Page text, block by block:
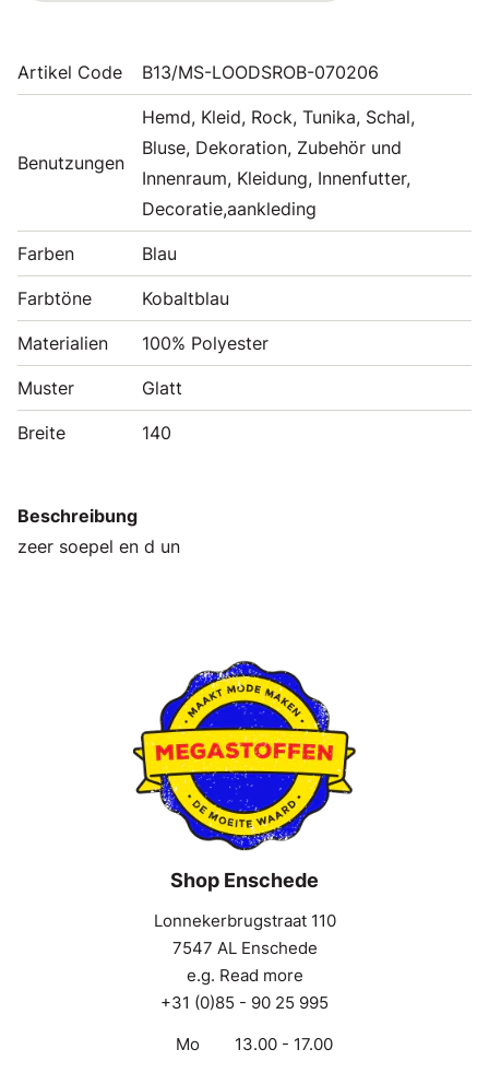
Artikel Code B13/MS-LOODSROB-070206
Benutzungen
Hemd, Kleid, Rock, Tunika, Schal,
Bluse, Dekoration, Zubehör und
Innenraum, Kleidung, Innenfutter,
Decoratie,aankleding
Farben Blau
Farbtöne Kobaltblau
Materialien 100% Polyester
Muster Glatt
Breite 140
Beschreibung
zeer soepel en d un
Shop Enschede
Lonnekerbrugstraat 110
7547 AL Enschede
e.g. Read more
+31 (0)85 - 90 25 995
Mo
13.00 - 17.00